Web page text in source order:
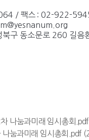
/ 팩스 : 02-922-
북구 동소문로 260 길음
나눔과미래 임시총회.pdf
눔과미래 임시총회.pdf